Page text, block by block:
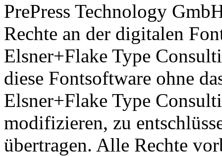
PrePress Technology
Rechte an der digitalen
Elsner+Flake Type
diese Fontsoftware ohne
Elsner+Flake Type
modifizieren, zu
übertragen. Alle Rechte